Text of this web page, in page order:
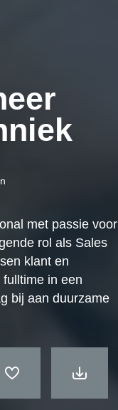
met passie voor
rol als Sales
klant en
in een
bij aan duurzame